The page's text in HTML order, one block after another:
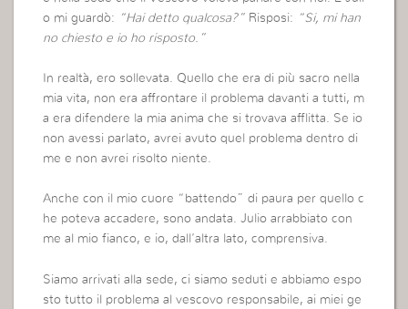
o mi guardò:
“Hai detto qualcosa?” Risposi: “Si, mi han
no chiesto e io ho risposto.”
In realtà, ero sollevata. Quello che era di più sacro nella
mia vita, non era affrontare il problema davanti a tutti, m
a era difendere la mia anima che si trovava afflitta. Se io
non avessi parlato, avrei avuto quel problema dentro di
me e non avrei risolto niente.
Anche con il mio cuore “battendo” di paura per quello c
he poteva accadere, sono andata. Julio arrabbiato con
me al mio fianco, e io, dall’altra lato, comprensiva.
Siamo arrivati alla sede, ci siamo seduti e abbiamo espo
sto tutto il problema al vescovo responsabile, ai miei ge